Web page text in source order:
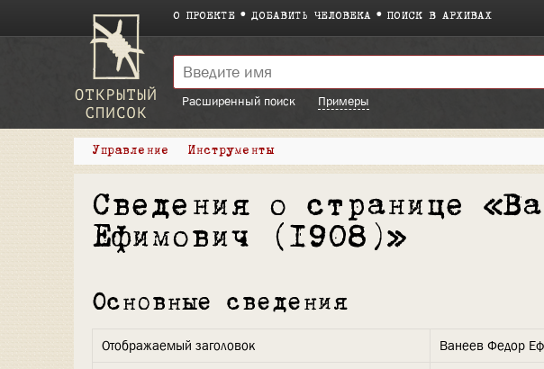
О ПРОЕКТЕ ДОБАВИТЬ ЧЕЛОВЕКА ПОИСК В АРХИВАХ
Расширенный поиск
Примеры
Управление Инструменты
Сведения о странице
Ефимович (1908)»
Основные сведения
Отображаемый заголовок
Ванеев Федор